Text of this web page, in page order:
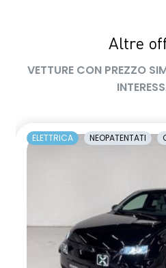
Altre
VETTURE CON PREZZO
ELETTRICA NEOPATENTATI